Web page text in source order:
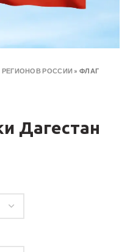
РЕГИОНОВ РОССИИ »ФЛАГ
Дагестан